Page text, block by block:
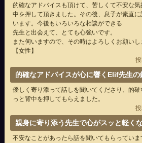
的確なアドバイスも頂けて、苦しくて不安な
中を押して頂きました。その後、息子が素直
います。今後もいろいろな相談ができる
先生と出会えて、とても心強いです。
また伺いますので、その時はよろしくお願いし
【女性】
的確なアドバイスが心に響くElif先生の
優しく寄り添って話しを聞いてくださり、的
っと背中を押してもらえました。
親身に寄り添う先生で心がスッと軽く
不安なことがあったら話を聞いてもらってい